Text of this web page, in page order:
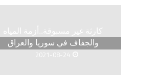
كارثة غير مسبوقة..أزمة المياه
والجفاف في سوريا والعراق
2021-08-24